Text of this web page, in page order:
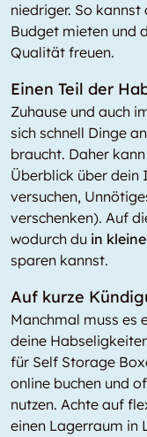
niedriger. So
Budget mieten und
Qualität freuen.
Einen Teil der
Zuhause und auch
sich schnell Dinge
braucht. Daher
Überblick über dein
versuchen,
verschenken). Auf
wodurch du in
sparen kannst.
Auf kurze
Manchmal muss es
deine
für Self Storage
online buchen und
nutzen. Achte auf
einen Lagerraum in